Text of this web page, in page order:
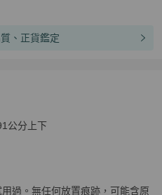
、正貨鑑定
設計感洋裝M號
公分上下
過。無任何放置痕跡，可能含原